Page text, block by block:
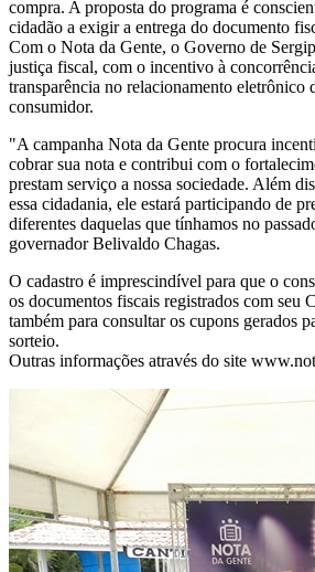
compra. A proposta do programa é
cidadão a exigir a entrega do documento
Com o Nota da Gente, o Governo de
justiça fiscal, com o incentivo à
transparência no relacionamento eletrônico
consumidor.
"A campanha Nota da Gente procura
cobrar sua nota e contribui com o
prestam serviço a nossa sociedade. Além
essa cidadania, ele estará participando de
diferentes daquelas que tínhamos no
governador Belivaldo Chagas.
O cadastro é imprescindível para que o
os documentos fiscais registrados com seu
também para consultar os cupons gerados
sorteio.
Outras informações através do site